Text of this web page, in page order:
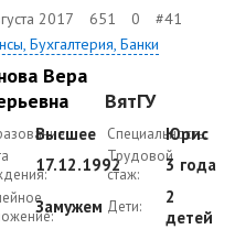
2017 651 0
#41
Бухгалтерия, Банки
Вера
ВятГУ
Высшее Специальность:
Юрис
17.12.1992Трудовой
стаж:
3 года
Замужем Дети:
2
детей